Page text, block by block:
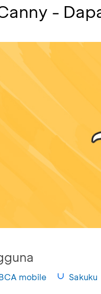
-
mobile Sakuku